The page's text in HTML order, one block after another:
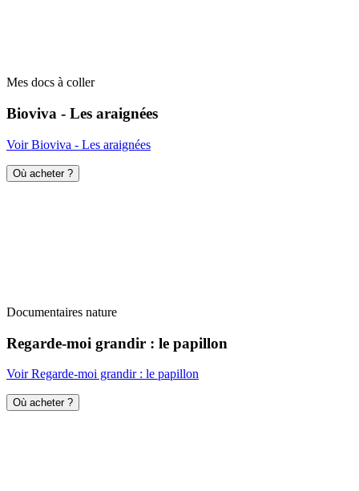
Mes docs à coller
Bioviva - Les araignées
Voir Bioviva - Les araignées
Où acheter ?
Documentaires nature
Regarde-moi grandir : le papillon
Voir Regarde-moi grandir : le papillon
Où acheter ?